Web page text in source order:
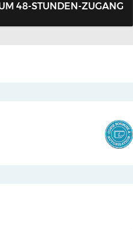
48-STUNDEN-ZUGANG